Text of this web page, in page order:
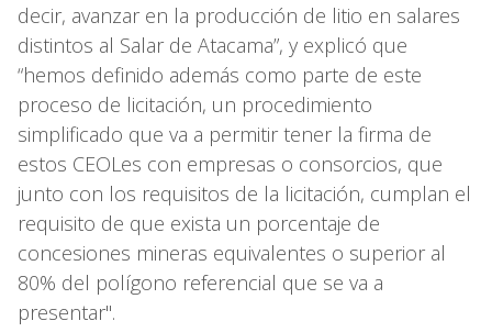
decir, avanzar en la producción de litio en salares
distintos al Salar de Atacama”, y explicó que
“hemos definido además como parte de este
proceso de licitación, un procedimiento
simplificado que va a permitir tener la firma de
estos CEOLes con empresas o consorcios, que
junto con los requisitos de la licitación, cumplan el
requisito de que exista un porcentaje de
concesiones mineras equivalentes o superior al
80% del polígono referencial que se va a
presentar".